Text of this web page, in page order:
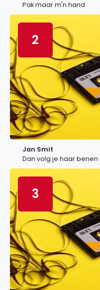
Pak maar m'n hand
2
Jan Smit
Dan volg je haar benen
3